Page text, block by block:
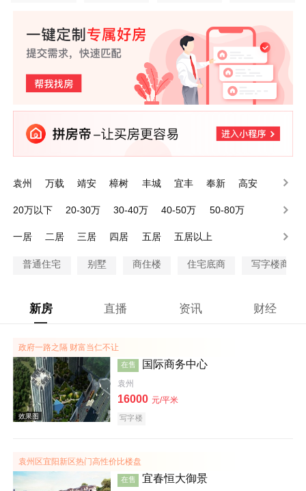
袁州 万载 靖安 樟树 丰城 宜丰 奉新
高安
20万以下
20-30万 30-40万 40-50万
50-80万
一居
二居 三居 四居 五居 五居以上
普通住宅 别墅 商住楼 住宅底商 写字楼商铺
新房 直播 资讯 财经
政府一路之隔 财富当仁不让
在售 国际商务中心
袁州
16000 元/平米
写字楼
袁州区宜阳新区热门高性价比楼盘
在售 宜春恒大御景